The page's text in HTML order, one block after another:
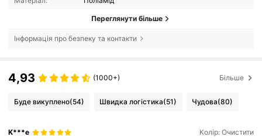
Переглянути більше
Інформація про безпеку та контакти
4,93 (1000+) Більше
Буде викуплено(54) Швидка логістика(51) Чудова(80)
K***e Колір: Очистити